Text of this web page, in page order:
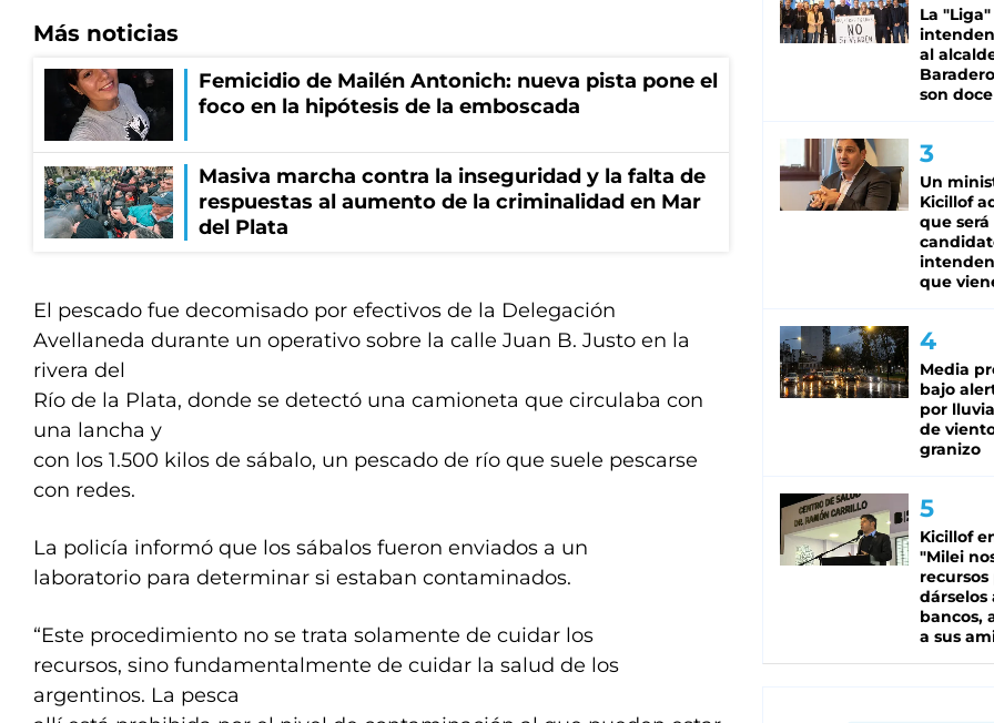
Más noticias
Femicidio de Mailén Antonich: nueva pista pone el
foco en la hipótesis de la emboscada
Masiva marcha contra la inseguridad y la falta de
respuestas al aumento de la criminalidad en Mar
del Plata
El pescado fue decomisado por efectivos de la Delegación
Avellaneda durante un operativo sobre la calle Juan B. Justo en la
rivera del
Río de la Plata, donde se detectó una camioneta que circulaba con
una lancha y
con los 1.500 kilos de sábalo, un pescado de río que suele pescarse
con redes.
La policía informó que los sábalos fueron enviados a un
laboratorio para determinar si estaban contaminados.
“Este procedimiento no se trata solamente de cuidar los
recursos, sino fundamentalmente de cuidar la salud de los
argentinos. La pesca
La
al
son doce
Un
Kicillof
que será
que
Media
bajo
por
de
granizo
Kicillof
"Milei
recursos
dárselos
bancos,
a sus